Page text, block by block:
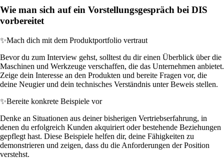
Wie man sich auf ein Vorstellungsgespräch bei DIS
vorbereitet
✨Mach dich mit dem Produktportfolio vertraut
Bevor du zum Interview gehst, solltest du dir einen Überblick über die
Maschinen und Werkzeuge verschaffen, die das Unternehmen anbietet.
Zeige dein Interesse an den Produkten und bereite Fragen vor, die
deine Neugier und dein technisches Verständnis unter Beweis stellen.
✨Bereite konkrete Beispiele vor
Denke an Situationen aus deiner bisherigen Vertriebserfahrung, in
denen du erfolgreich Kunden akquiriert oder bestehende Beziehungen
gepflegt hast. Diese Beispiele helfen dir, deine Fähigkeiten zu
demonstrieren und zeigen, dass du die Anforderungen der Position
verstehst.